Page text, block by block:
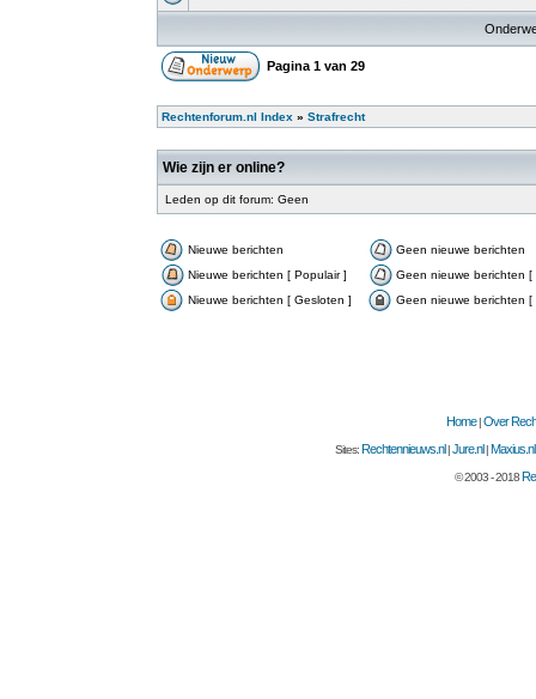
Pagina 1 van 29
Rechtenforum.nl Index » Strafrecht
Wie zijn er online?
Leden op dit forum: Geen
Nieuwe berichten
Geen nieuwe berichten
Nieuwe berichten [ Populair ]
Geen nieuwe berichten [
Nieuwe berichten [ Gesloten ]
Geen nieuwe berichten [
Home|Over
Sites:Rechtennieuws.nl |Jure.nl |Maxius.nl
© 2003 - 2018